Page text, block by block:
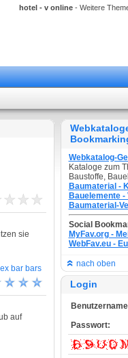
hotel - v online- Weitere
sie
bar bars
auf
Webkatalog-
Kataloge zum
Baustoffe,
Baumaterial -
Bauelemente -
Baumaterial-
Social
MyFav.org -
WebFav.eu -
nach oben
Login
Passwort: